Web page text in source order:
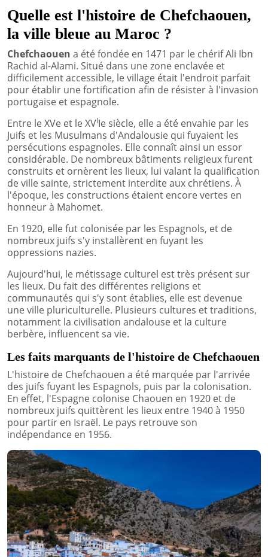
Quelle est l'histoire de Chefchaouen,
la ville bleue au Maroc ?
Chefchaouen a été fondée en 1471 par le chérif Ali Ibn
Rachid al-Alami. Situé dans une zone enclavée et
difficilement accessible, le village était l'endroit parfait
pour établir une fortification afin de résister à l'invasion
portugaise et espagnole.
Entre le XVe et le XVIIe siècle, elle a été envahie par les
Juifs et les Musulmans d'Andalousie qui fuyaient les
persécutions espagnoles. Elle connaît ainsi un essor
considérable. De nombreux bâtiments religieux furent
construits et ornèrent les lieux, lui valant la qualification
de ville sainte, strictement interdite aux chrétiens. À
l'époque, les constructions étaient encore vertes en
honneur à Mahomet.
En 1920, elle fut colonisée par les Espagnols, et de
nombreux juifs s'y installèrent en fuyant les
oppressions nazies.
Aujourd'hui, le métissage culturel est très présent sur
les lieux. Du fait des différentes religions et
communautés qui s'y sont établies, elle est devenue
une ville pluriculturelle. Plusieurs cultures et traditions,
notamment la civilisation andalouse et la culture
berbère, influencent sa vie.
Les faits marquants de l'histoire de Chefchaouen
L'histoire de Chefchaouen a été marquée par l'arrivée
des juifs fuyant les Espagnols, puis par la colonisation.
En effet, l'Espagne colonise Chaouen en 1920 et de
nombreux juifs quittèrent les lieux entre 1940 à 1950
pour partir en Israël. Le pays retrouve son
indépendance en 1956.